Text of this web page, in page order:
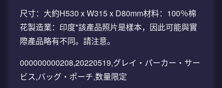
尺寸：大約H530 x W315 x D80mm材料：100％棉
花製造業：印度*該產品照片是樣本，因此可能與實
際產品略有不同。請注意。
000000000208,20220519,グレイ・パーカー・サー
ビス,バッグ・ポーチ,数量限定